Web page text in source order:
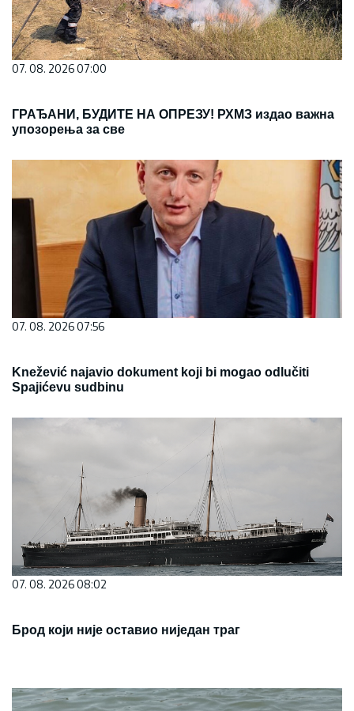
07. 08. 2026 07:00
ГРАЂАНИ, БУДИТЕ НА ОПРЕЗУ! РХМЗ издао важна
упозорења за све
07. 08. 2026 07:56
Knežević najavio dokument koji bi mogao odlučiti
Spajićevu sudbinu
07. 08. 2026 08:02
Брод који није оставио ниједан траг